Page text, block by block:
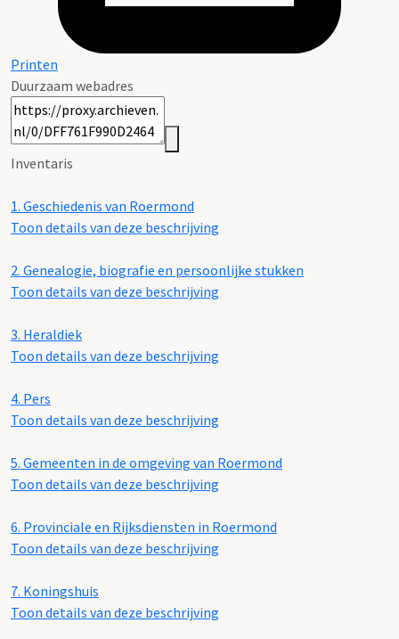
Printen
Duurzaam webadres
Inventaris
1. Geschiedenis van Roermond
Toon details van deze beschrijving
2. Genealogie, biografie en persoonlijke stukken
Toon details van deze beschrijving
3. Heraldiek
Toon details van deze beschrijving
4. Pers
Toon details van deze beschrijving
5. Gemeenten in de omgeving van Roermond
Toon details van deze beschrijving
6. Provinciale en Rijksdiensten in Roermond
Toon details van deze beschrijving
7. Koningshuis
Toon details van deze beschrijving